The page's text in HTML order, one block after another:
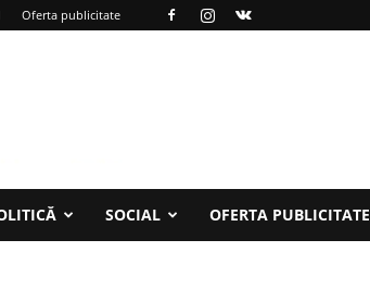
Oferta publicitate
SOCIAL OFERTA PUBLICITATE